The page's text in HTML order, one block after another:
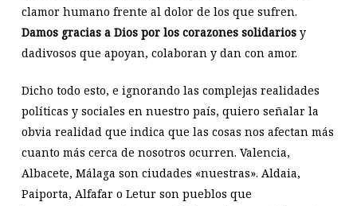
clamor humano frente al dolor de los que sufren.
Damos gracias a Dios por los corazones solidarios y
dadivosos que apoyan, colaboran y dan con amor.
Dicho todo esto, e ignorando las complejas realidades
políticas y sociales en nuestro país, quiero señalar la
obvia realidad que indica que las cosas nos afectan más
cuanto más cerca de nosotros ocurren. Valencia,
Albacete, Málaga son ciudades «nuestras». Aldaia,
Paiporta, Alfafar o Letur son pueblos que